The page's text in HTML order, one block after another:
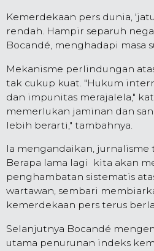
Kemerdekaan pers dunia,
rendah. Hampir separuh
Bocandé, menghadapi masa
Mekanisme perlindungan
tak cukup kuat. "Hukum
dan impunitas merajalela,"
memerlukan jaminan dan
lebih berarti," tambahnya.
Ia mengandaikan, jurnalisme
Berapa lama lagi kita akan
penghambatan sistematis
wartawan, sembari
kemerdekaan pers terus
Selanjutnya Bocandé
utama penurunan indeks